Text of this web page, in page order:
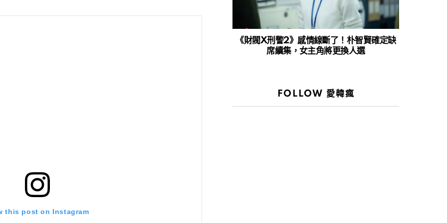
this post on Instagram
《財閥X刑警2》感情線斷了！朴智賢確定缺
席續集，女主角將更換人選
FOLLOW 愛韓瘋